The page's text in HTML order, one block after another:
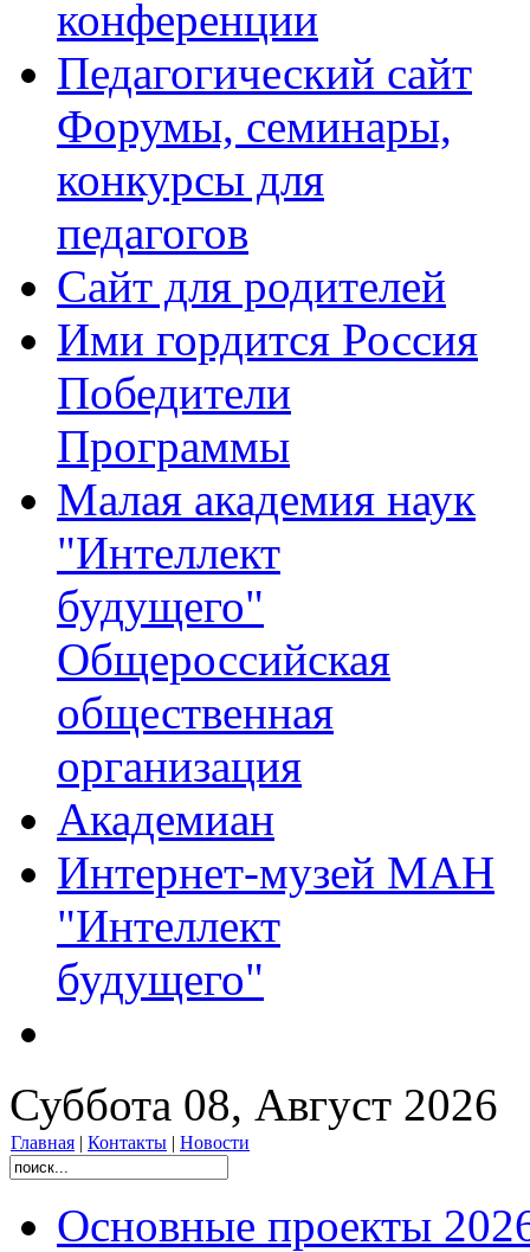
конференции
Педагогический сайт
Форумы, семинары,
конкурсы для
педагогов
Сайт для родителей
Ими гордится Россия
Победители
Программы
Малая академия наук
"Интеллект
будущего"
Общероссийская
общественная
организация
Академиан
Интернет-музей МАН
"Интеллект
будущего"
Суббота 08, Август 2026
Главная | Контакты | Новости
Основные проекты